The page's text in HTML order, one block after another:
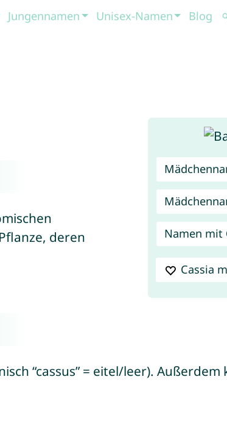
Jungennamen Unisex-Namen Blog
Namen mit
Cassia
deren
“cassus” = eitel/leer). Außerdem